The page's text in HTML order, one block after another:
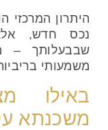
היתרון
נכס חדש,
שבבעלותך –
משמעותי
באילו
משכנתא